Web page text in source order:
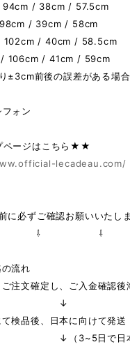
/ 38cm / 57.5cm
/ 39cm / 58cm
102cm / 40cm / 58.5cm
106cm / 41cm / 59cm
±3cm前後の誤差がある場合
ォン
ージはこちら★★
lecadeau.com/
に必ずご確認お願いいたしま
⇩ ⇩
流れ
注文確定し、ご入金確認後
検品後、日本に向けて発送
日で日本